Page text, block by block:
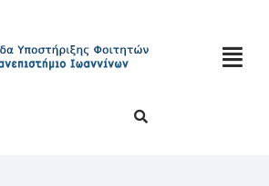
γραμμή